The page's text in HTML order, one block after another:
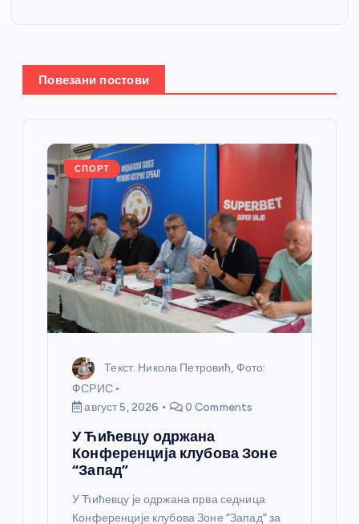
Повезани постови
СПОРТ
Текст: Никола Петровић, Фото:
ФСРИС
август 5, 2026
0 Comments
У Ћићевцу одржана
Конференција клубова Зоне
“Запад”
У Ћићевцу је одржана прва седница
Конференције клубова Зоне “Запад” за